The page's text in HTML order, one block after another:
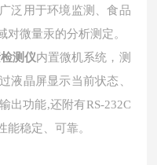
泛用于环境监测、食品
微量汞的分析测定。
测仪内置微机系统，测
液晶屏显示当前状态、
出功能,还附有RS-232C
能稳定、可靠。